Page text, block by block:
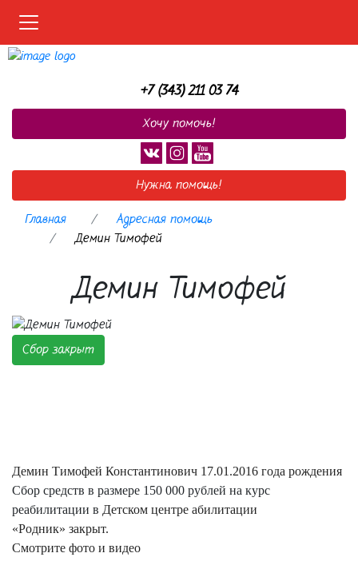
Меню
+7 (343) 211 03 74
Хочу помочь!
Нужна помощь!
Главная
Адресная помощь
Демин Тимофей
Демин Тимофей
Сбор закрыт
Демин Тимофей Константинович 17.01.2016 года рождения
Сбор средств в размере 150 000 рублей на курс
реабилитации в Детском центре абилитации
«Родник» закрыт.
Смотрите фото и видео